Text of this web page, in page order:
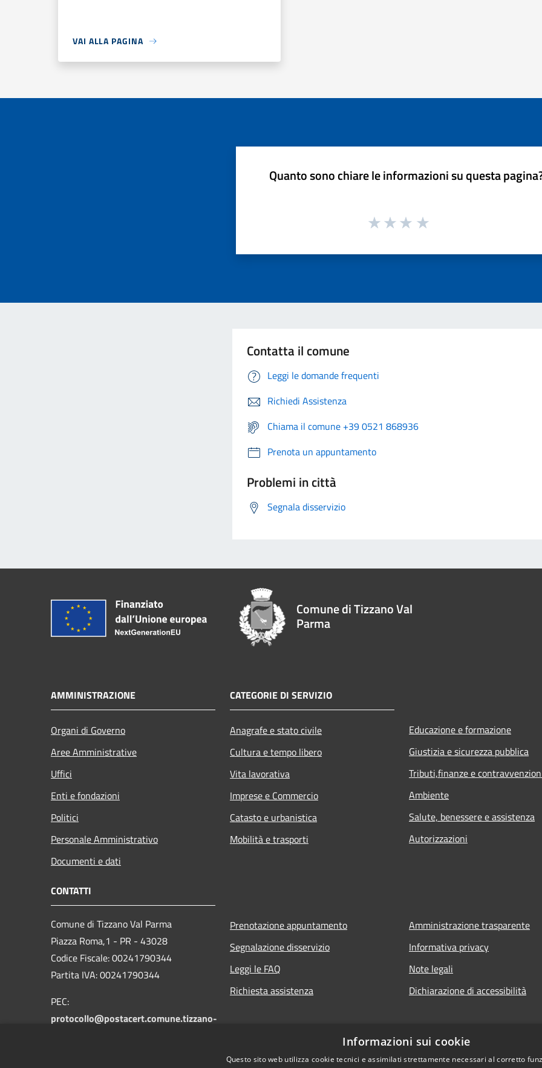
VAI ALLA PAGINA
Quanto sono chiare le informazioni su questa
Contatta il comune
Leggi le domande frequenti
Richiedi Assistenza
Chiama il comune +39 0521 868936
Prenota un appuntamento
Problemi in città
Segnala disservizio
Comune di Tizzano Val
Parma
AMMINISTRAZIONE
Organi di Governo
Aree Amministrative
Uffici
Enti e fondazioni
Politici
Personale Amministrativo
Documenti e dati
CATEGORIE DI SERVIZIO
Anagrafe e stato civile
Cultura e tempo libero
Vita lavorativa
Imprese e Commercio
Catasto e urbanistica
Mobilità e trasporti
Educazione e formazione
Giustizia e sicurezza pubblica
Tributi,finanze e
Ambiente
Salute, benessere e assistenza
Autorizzazioni
CONTATTI
Comune di Tizzano Val Parma
Piazza Roma,1 - PR - 43028
Codice Fiscale: 00241790344
Partita IVA: 00241790344
PEC:
protocollo@postacert.comune.tizzano-
Prenotazione appuntamento
Segnalazione disservizio
Leggi le FAQ
Richiesta assistenza
Amministrazione trasparente
Informativa privacy
Note legali
Dichiarazione di accessibilità
Informazioni sui cookie
Questo sito web utilizza cookie tecnici e assimilati strettamente necessari al corretto